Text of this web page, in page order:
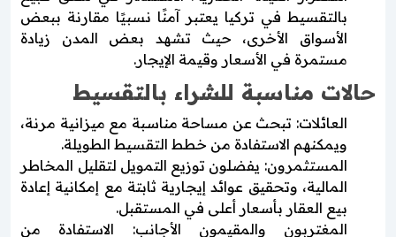
بالتقسيط في تركيا يعتبر آمنًا نسبيًا مقارنة ببعض
الأسواق الأخرى، حيث تشهد بعض المدن زيادة
مستمرة في الأسعار وقيمة الإيجار.
حالات مناسبة للشراء بالتقسيط
العائلات: تبحث عن مساحة مناسبة مع ميزانية مرنة،
ويمكنهم الاستفادة من خطط التقسيط الطويلة.
المستثمرون: يفضلون توزيع التمويل لتقليل المخاطر
المالية، وتحقيق عوائد إيجارية ثابتة مع إمكانية إعادة
بيع العقار بأسعار أعلى في المستقبل.
المغتربون والمقيمون الأجانب: الاستفادة من